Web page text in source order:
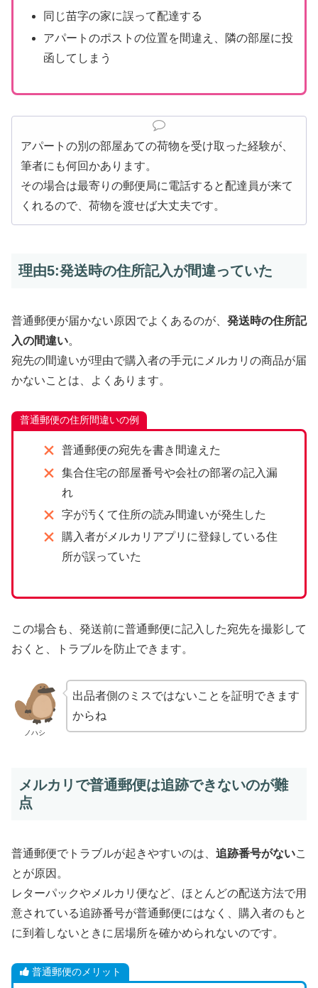
同じ苗字の家に誤って配達する
アパートのポストの位置を間違え、隣の部屋に投
函してしまう
アパートの別の部屋あての荷物を受け取った経験が、
筆者にも何回かあります。
その場合は最寄りの郵便局に電話すると配達員が来て
くれるので、荷物を渡せば大丈夫です。
理由5:発送時の住所記入が間違っていた
普通郵便が届かない原因でよくあるのが、 発送時の住所記
入の間違い。
宛先の間違いが理由で購入者の手元にメルカリの商品が届
かないことは、よくあります。
普通郵便の住所間違いの例
普通郵便の宛先を書き間違えた
集合住宅の部屋番号や会社の部署の記入漏
れ
字が汚くて住所の読み間違いが発生した
購入者がメルカリアプリに登録している住
所が誤っていた
この場合も、発送前に普通郵便に記入した宛先を撮影して
おくと、トラブルを防止できます。
ノハシ
出品者側のミスではないことを証明できます
からね
メルカリで普通郵便は追跡できないのが難
点
普通郵便でトラブルが起きやすいのは、 追跡番号がないこ
とが原因。
レターパックやメルカリ便など、ほとんどの配送方法で用
意されている追跡番号が普通郵便にはなく、購入者のもと
に到着しないときに居場所を確かめられないのです。
普通郵便のメリット